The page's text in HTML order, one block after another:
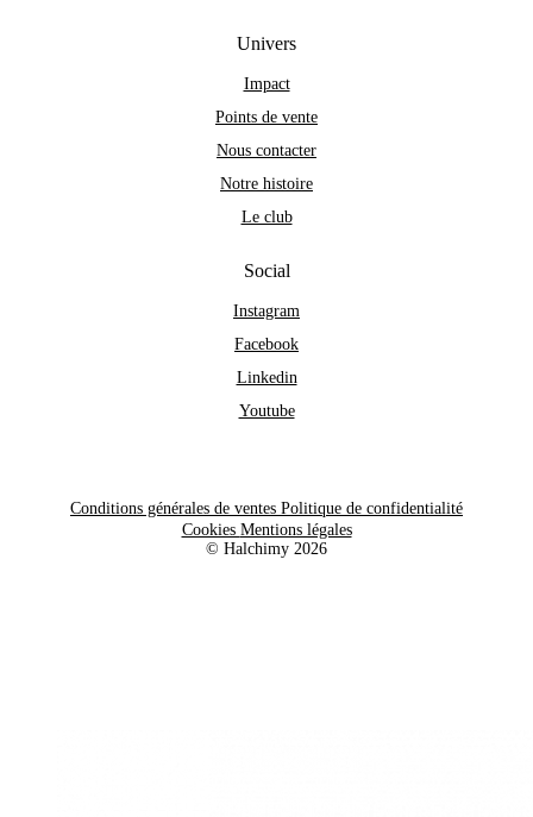
Univers
Impact
Points de vente
Nous contacter
Notre histoire
Le club
Social
Instagram
Facebook
Linkedin
Youtube
Conditions générales de ventes Politique de confidentialité
Cookies Mentions légales
© Halchimy 2026